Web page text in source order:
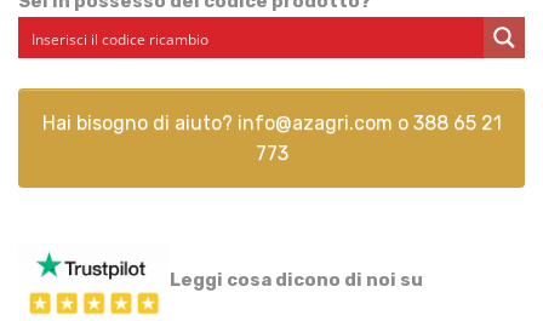
Hai bisogno di aiuto? info@azagri.com o 388 65 21
773
Leggi cosa dicono di noi su